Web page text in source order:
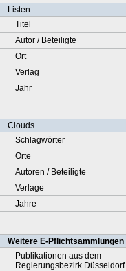
Listen
Titel
Autor / Beteiligte
Ort
Verlag
Jahr
Clouds
Schlagwörter
Orte
Autoren / Beteiligte
Verlage
Jahre
Weitere E-Pflichtsammlungen
Publikationen aus dem
Regierungsbezirk Düsseldorf